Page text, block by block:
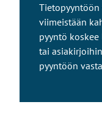
Tietopyyntöön
viimeistään
pyyntö
tai
pyyntöön